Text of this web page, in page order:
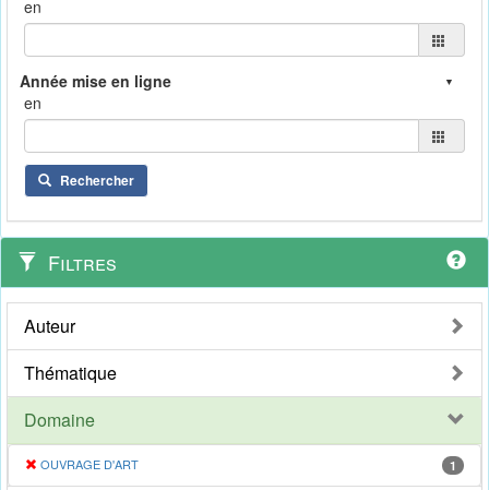
en
en
Rechercher
Filtres
Auteur
Thématique
Domaine
OUVRAGE D'ART 1